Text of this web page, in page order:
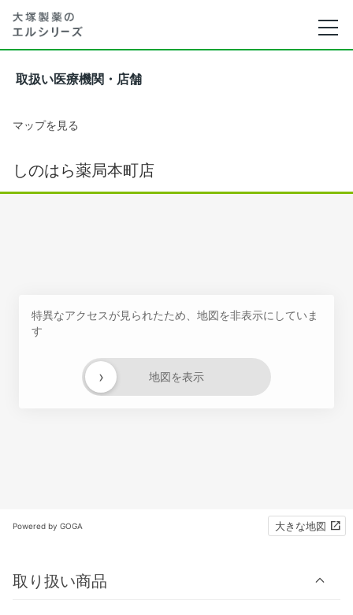
取扱い医療機関・店舗
マップを見る
しのはら薬局本町店
特異なアクセスが見られたため、地図を非表示にしていま
す
地図を表示
›
Powered by GOGA 大きな地図
取り扱い商品